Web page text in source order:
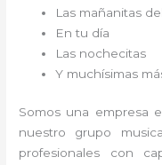
Las mañanitas
En tu día
Las nochecitas
Y muchísimas
Somos una empresa
nuestro grupo
profesionales con